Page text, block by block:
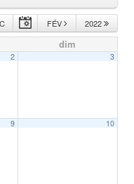
FÉV 2022
dim
2 3
9 10